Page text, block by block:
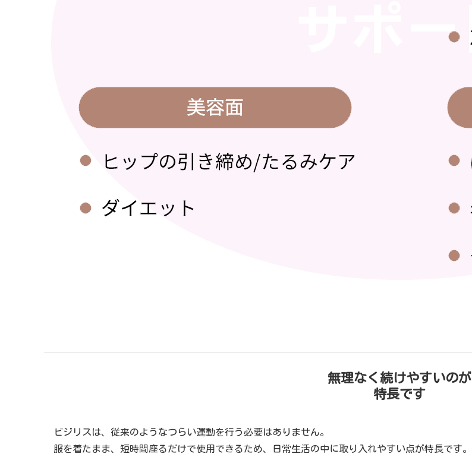
無理なく続けやすいのが
特長です
ビジリスは、従来のようなつらい運動を行う必要はありません。
服を着たまま、短時間座るだけで使用できるため、日常生活の中に取り入れやすい点が特長です。